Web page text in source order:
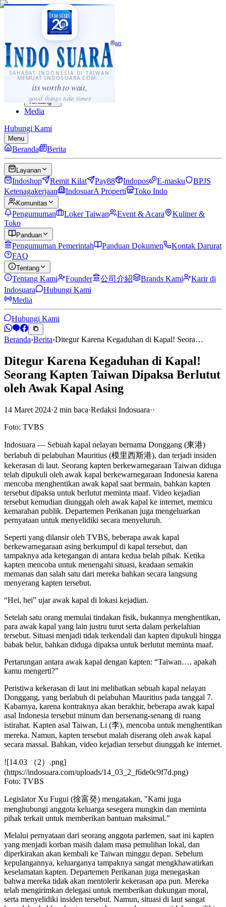
SAHABAT INDONESIA DI TAIWAN
MEMUAT INDOSUARA.COM...
its worth to wait,
good things take times
·...
⌘K
Sahabat Indonesia di Taiwan
Berita
Layanan
Komunitas
Panduan
Tentang
Media
Hubungi Kami
Menu
Beranda Berita
Layanan
Indoshop Remit Kilat Pay88 Indopos E-masku
BPJS
Ketenagakerjaan
IndosuarA Properti Toko Indo
Komunitas
Pengumuman Loker Taiwan Event & Acara
Kuliner &
Toko
Panduan
Pengumuman Pemerintah Panduan Dokumen
Kontak Darurat
FAQ
Tentang
Tentang Kami Founder 公司介紹 Brands Kami
Karir di
Indosuara
Hubungi Kami
Media
Hubungi Kami
Beranda›Berita›Ditegur Karena Kegaduhan di Kapal! Seora…
Ditegur Karena Kegaduhan di Kapal!
Seorang Kapten Taiwan Dipaksa Berlutut
oleh Awak Kapal Asing
14 Maret 2024·2 min baca·Redaksi Indosuara··
Foto: TVBS
Indosuara — Sebuah kapal nelayan bernama Donggang (東港)
berlabuh di pelabuhan Mauritius (模里西斯港), dan terjadi insiden
kekerasan di laut. Seorang kapten berkewarnegaraan Taiwan diduga
telah dipukuli oleh awak kapal berkewarnegaraan Indonesia karena
mencoba menghentikan awak kapal saat bermain, bahkan kapten
tersebut dipaksa untuk berlutut meminta maaf. Video kejadian
tersebut kemudian diunggah oleh awak kapal ke internet, memicu
kemarahan publik. Departemen Perikanan juga mengeluarkan
pernyataan untuk menyelidiki secara menyeluruh.
Seperti yang dilansir oleh TVBS, beberapa awak kapal
berkewarnegaraan asing berkumpul di kapal tersebut, dan
tampaknya ada ketegangan di antara kedua belah pihak. Ketika
kapten mencoba untuk menengahi situasi, keadaan semakin
memanas dan salah satu dari mereka bahkan secara langsung
menyerang kapten tersebut.
“Hei, hei” ujar awak kapal di lokasi kejadian.
Setelah satu orang memulai tindakan fisik, bukannya menghentikan,
para awak kapal yang lain justru turut serta dalam perkelahian
tersebut. Situasi menjadi tidak terkendali dan kapten dipukuli hingga
babak belur, bahkan diduga dipaksa untuk berlutut meminta maaf.
Pertarungan antara awak kapal dengan kapten: “Taiwan…. apakah
kamu mengerti?”
Peristiwa kekerasan di laut ini melibatkan sebuah kapal nelayan
Donggang, yang berlabuh di pelabuhan Mauritius pada tanggal 7.
Kabarnya, karena kontraknya akan berakhir, beberapa awak kapal
asal Indonesia tersebut minum dan bersenang-senang di ruang
istirahat. Kapten asal Taiwan, Li (李), mencoba untuk menghentikan
mereka. Namun, kapten tersebut malah diserang oleh awak kapal
secara massal. Bahkan, video kejadian tersebut diunggah ke internet.
![14.03 （2）.png]
(https://indosuara.com/uploads/14_03_2_f6de0c9f7d.png)
Foto: TVBS
Legislator Xu Fugui (徐富癸) mengatakan, "Kami juga
menghubungi anggota keluarga sesegera mungkin dan meminta
pihak terkait untuk memberikan bantuan maksimal.”
Melalui pernyataan dari seorang anggota parlemen, saat ini kapten
yang menjadi korban masih dalam masa pemulihan lokal, dan
diperkirakan akan kembali ke Taiwan minggu depan. Sebelum
kepulangannya, keluarganya tampaknya sangat mengkhawatirkan
keselamatan kapten. Departemen Perikanan juga menegaskan
bahwa mereka tidak akan mentolerir kekerasan apa pun. Mereka
telah mengirimkan delegasi untuk memberikan dukungan moral,
serta menyelidiki insiden tersebut. Namun, situasi di laut sangat